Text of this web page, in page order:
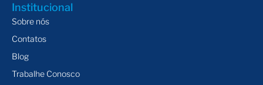
Institucional
Sobre nós
Contatos
Blog
Trabalhe Conosco